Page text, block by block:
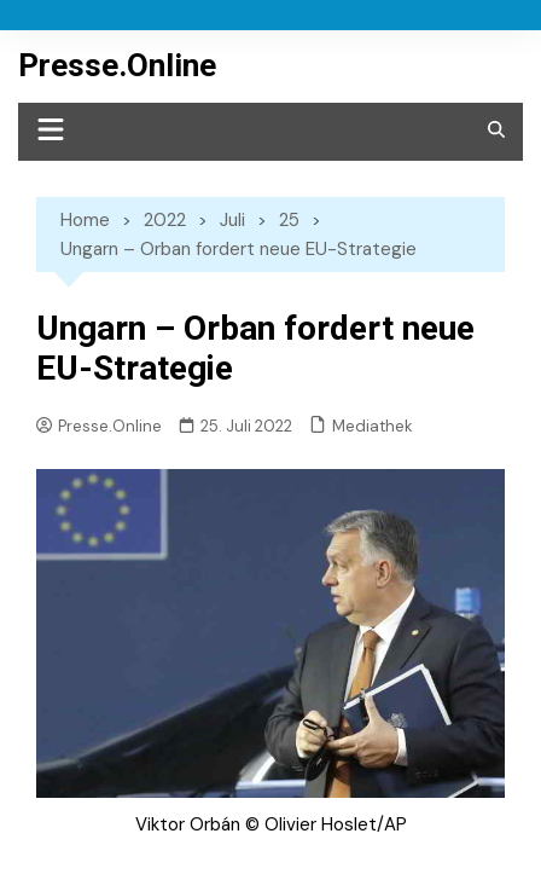
content
Presse.Online
Home 2022 Juli
25
Ungarn – Orban fordert neue EU-Strategie
Ungarn – Orban fordert neue
EU-Strategie
Presse.Online 25. Juli 2022 Mediathek
Viktor Orbán © Olivier Hoslet/AP